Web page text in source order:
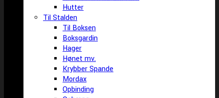
Hutter
Til Stalden
Til Boksen
Boksgardin
Hager
Hønet mv.
Krybber Spande
Mordax
Opbinding